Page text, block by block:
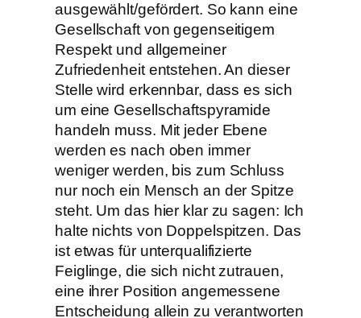
ausgewählt/gefördert. So kann eine
Gesellschaft von gegenseitigem
Respekt und allgemeiner
Zufriedenheit entstehen. An dieser
Stelle wird erkennbar, dass es sich
um eine Gesellschaftspyramide
handeln muss. Mit jeder Ebene
werden es nach oben immer
weniger werden, bis zum Schluss
nur noch ein Mensch an der Spitze
steht. Um das hier klar zu sagen: Ich
halte nichts von Doppelspitzen. Das
ist etwas für unterqualifizierte
Feiglinge, die sich nicht zutrauen,
eine ihrer Position angemessene
Entscheidung allein zu verantworten